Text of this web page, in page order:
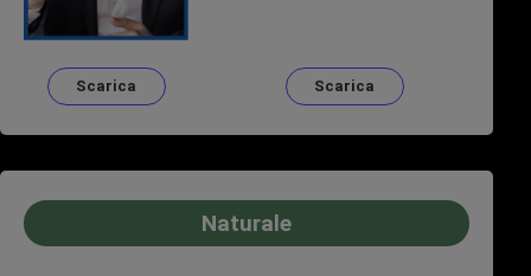
Scarica Scarica
Naturale